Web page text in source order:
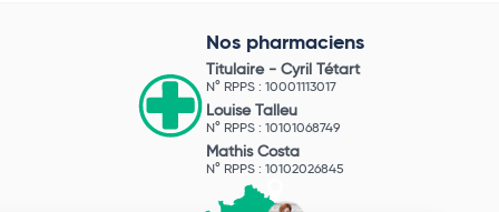
Nos pharmaciens
Titulaire - Cyril Tétart
N° RPPS : 10001113017
Louise Talleu
N° RPPS : 10101068749
Mathis Costa
N° RPPS : 10102026845